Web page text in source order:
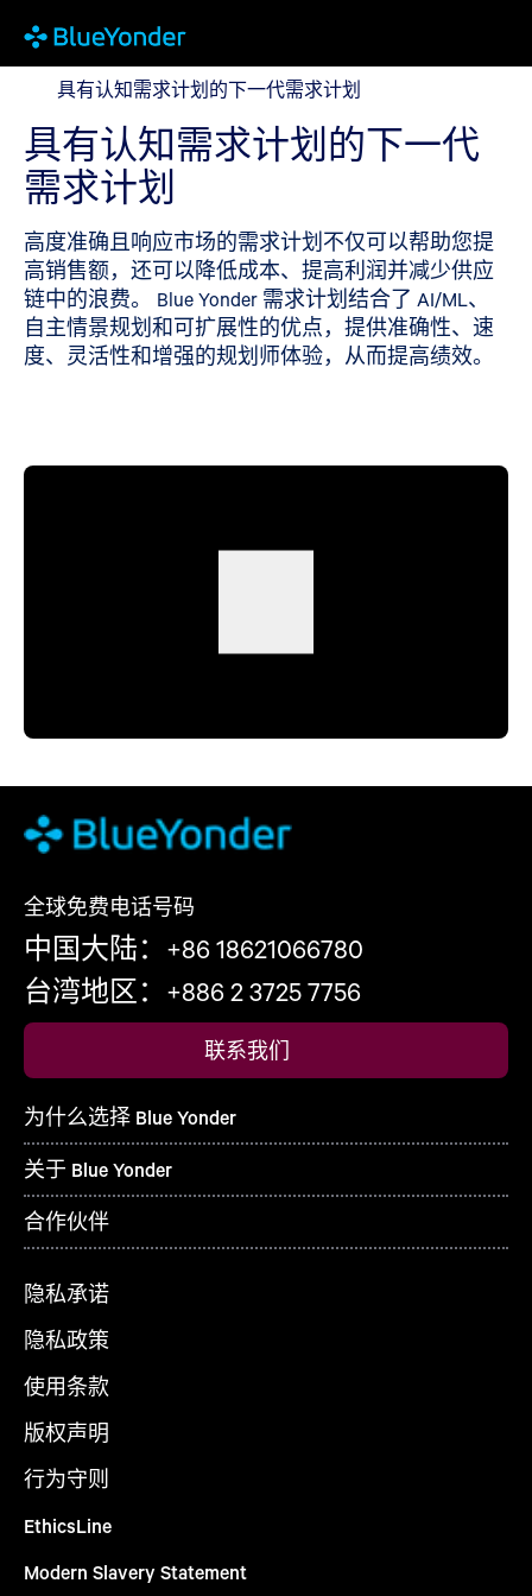
具有认知需求计划的下一代需求计划
具有认知需求计划的下一代需求计划
具有认知需求计划的下一代
需求计划
高度准确且响应市场的需求计划不仅可以帮助您提
高销售额，还可以降低成本、提高利润并减少供应
链中的浪费。 Blue Yonder 需求计划结合了 AI/ML、
自主情景规划和可扩展性的优点，提供准确性、速
度、灵活性和增强的规划师体验，从而提高绩效。
全球免费电话号码
中国大陆：+86 18621066780
台湾地区：+886 2 3725 7756
联系我们
为什么选择 Blue Yonder
关于 Blue Yonder
合作伙伴
隐私承诺
隐私政策
使用条款
版权声明
行为守则
EthicsLine
Modern Slavery Statement